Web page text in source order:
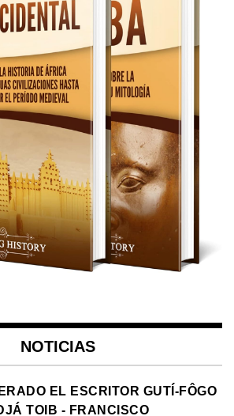
NOTICIAS
EL ESCRITOR GUTÍ-FÔGO
TOIB - FRANCISCO